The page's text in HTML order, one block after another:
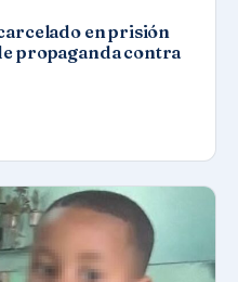
en prisión
propaganda contra